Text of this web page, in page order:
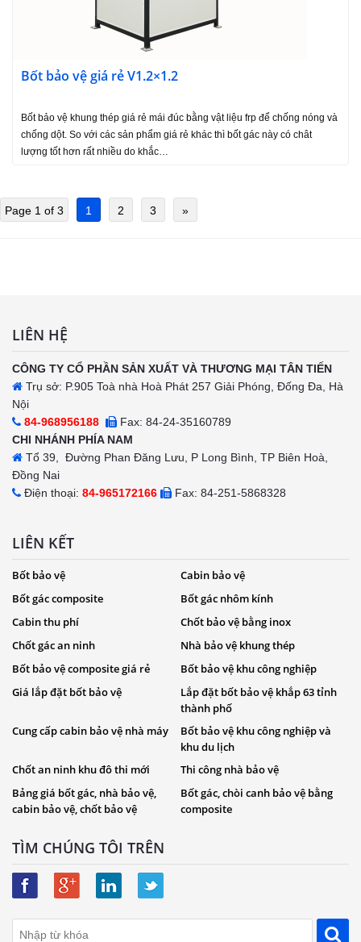
Bốt bảo vệ giá rẻ V1.2×1.2
Bốt bảo vệ khung thép giá rẻ mái đúc bằng vật liệu frp để chống nóng và
chống dột. So với các sản phẩm giá rẻ khác thì bốt gác này có chât
lượng tốt hơn rất nhiều do khắc…
Page 1 of 3 1 2 3 »
LIÊN HỆ
CÔNG TY CỔ PHẦN SẢN XUẤT VÀ THƯƠNG MẠI TÂN TIẾN
Trụ sở: P.905 Toà nhà Hoà Phát 257 Giải Phóng, Đống Đa, Hà
Nội
84-968956188
Fax: 84-24-35160789
CHI NHÁNH PHÍA NAM
Tổ 39, Đường Phan Đăng Lưu, P Long Bình, TP Biên Hoà,
Đồng Nai
Điện thoại: 84-965172166 Fax: 84-251-5868328
LIÊN KẾT
Bốt bảo vệ
Cabin bảo vệ
Bốt gác composite
Bốt gác nhôm kính
Cabin thu phí
Chốt bảo vệ bằng inox
Chốt gác an ninh
Nhà bảo vệ khung thép
Bốt bảo vệ composite giá rẻ
Bốt bảo vệ khu công nghiệp
Giá lắp đặt bốt bảo vệ
Lắp đặt bốt bảo vệ khắp 63 tỉnh
thành phố
Cung cấp cabin bảo vệ nhà máy Bốt bảo vệ khu công nghiệp và
khu du lịch
Chốt an ninh khu đô thi mới
Thi công nhà bảo vệ
Bảng giá bốt gác, nhà bảo vệ,
cabin bảo vệ, chốt bảo vệ
Bốt gác, chòi canh bảo vệ bằng
composite
TÌM CHÚNG TÔI TRÊN